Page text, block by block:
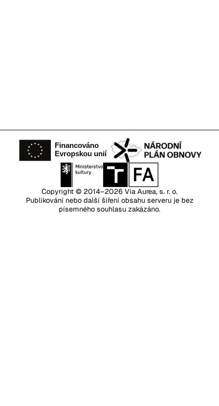
Copyright © 2014–2026 Via Aurea, s. r. o.
Publikování nebo další šíření obsahu serveru je bez
písemného souhlasu zakázáno.